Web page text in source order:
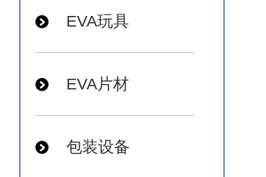
EVA玩具
EVA片材
包装设备